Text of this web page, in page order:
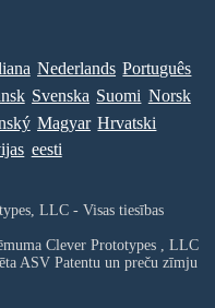
Nederlands Português
Svenska Suomi Norsk
Magyar Hrvatski
eesti
LLC - Visas tiesības
Clever Prototypes , LLC
ASV Patentu un preču zīmju